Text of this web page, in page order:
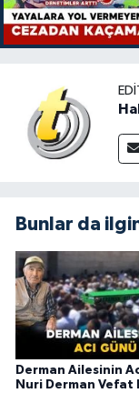
Bunlar da
Derman Ailesinin
Nuri Derman Vefat